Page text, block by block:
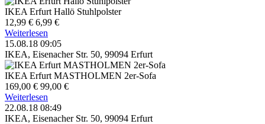
IKEA Erfurt Hallö Stuhlpolster
12,99 € 6,99 €
Weiterlesen
15.08.18 09:05
IKEA, Eisenacher Str. 50, 99094 Erfurt
IKEA Erfurt MASTHOLMEN 2er-Sofa
169,00 € 99,00 €
Weiterlesen
22.08.18 08:49
IKEA, Eisenacher Str. 50, 99094 Erfurt